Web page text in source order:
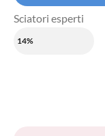
Sciatori esperti
14%